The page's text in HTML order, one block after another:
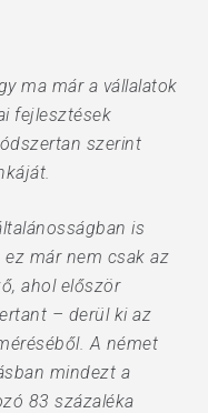
ma már a vállalatok
fejlesztések
szerint
is
ez már nem csak az
ahol először
– derül ki az
A német
mindezt a
83 százaléka